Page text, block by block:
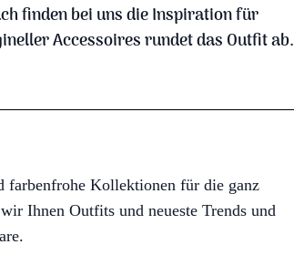
finden bei uns die Inspiration für
Accessoires rundet das Outfit ab.
farbenfrohe Kollektionen für die ganz
Ihnen Outfits und neueste Trends und